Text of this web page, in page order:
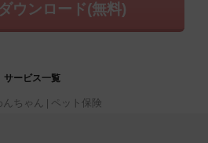
ウンロード(無料)
サービス一覧
んちゃん ペット保険